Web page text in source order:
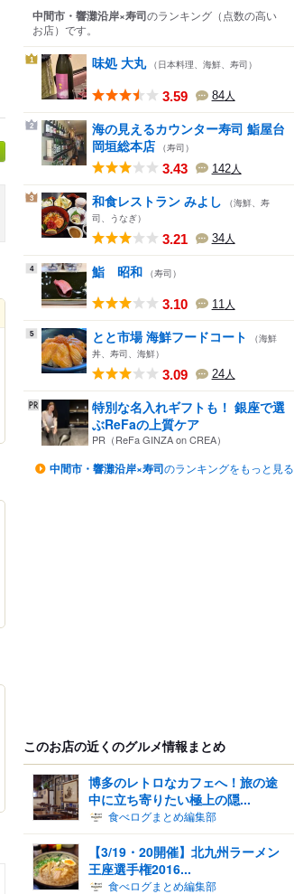
中間市・響灘沿岸×寿司のランキング （点数の高い
お店） です。
1 味処 大丸 （日本料理、海鮮、寿司）
3.59 84人
2
海の見えるカウンター寿司 鮨屋台
岡垣総本店 （寿司）
3.43 142人
3 和食レストラン みよし
（海鮮、寿
司、うなぎ）
3.21 34人
4 鮨 昭和 （寿司）
3.10 11 人
5 とと市場 海鮮フードコート
（海鮮
丼、寿司、海鮮）
3.09 24人
特別な名入れギフトも！ 銀座で選
ぶReFaの上質ケア
PR（ReFa GINZA on CREA）
中間市・響灘沿岸×寿司のランキングをもっと見る
このお店の近くのグルメ情報まとめ
博多のレトロなカフェへ！旅の途
中に立ち寄りたい極上の隠...
食べログまとめ編集部
【3/19・20開催】北九州ラーメン
王座選手権2016...
食べログまとめ編集部